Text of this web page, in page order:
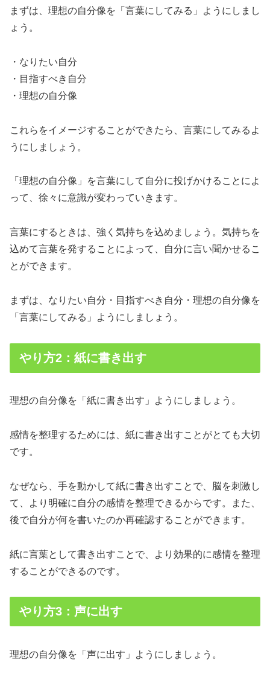
まずは、理想の自分像を「言葉にしてみる」ようにしまし
ょう。
・なりたい自分
・目指すべき自分
・理想の自分像
これらをイメージすることができたら、言葉にしてみるよ
うにしましょう。
「理想の自分像」を言葉にして自分に投げかけることによ
って、徐々に意識が変わっていきます。
言葉にするときは、強く気持ちを込めましょう。気持ちを
込めて言葉を発することによって、自分に言い聞かせるこ
とができます。
まずは、なりたい自分・目指すべき自分・理想の自分像を
「言葉にしてみる」ようにしましょう。
やり方2：紙に書き出す
理想の自分像を「紙に書き出す」ようにしましょう。
感情を整理するためには、紙に書き出すことがとても大切
です。
なぜなら、手を動かして紙に書き出すことで、脳を刺激し
て、より明確に自分の感情を整理できるからです。また、
後で自分が何を書いたのか再確認することができます。
紙に言葉として書き出すことで、より効果的に感情を整理
することができるのです。
やり方3：声に出す
理想の自分像を「声に出す」ようにしましょう。